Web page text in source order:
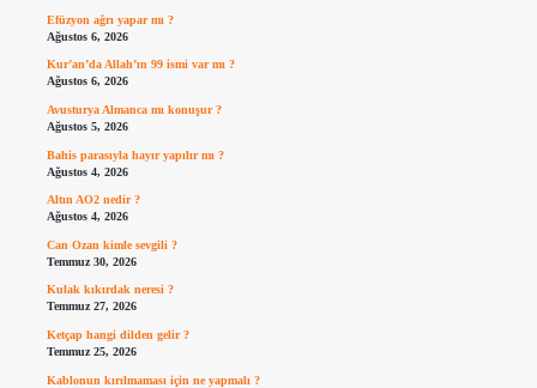
Efüzyon ağrı yapar mı ?
Ağustos 6, 2026
Kur’an’da Allah’ın 99 ismi var mı ?
Ağustos 6, 2026
Avusturya Almanca mı konuşur ?
Ağustos 5, 2026
Bahis parasıyla hayır yapılır mı ?
Ağustos 4, 2026
Altın AO2 nedir ?
Ağustos 4, 2026
Can Ozan kimle sevgili ?
Temmuz 30, 2026
Kulak kıkırdak neresi ?
Temmuz 27, 2026
Ketçap hangi dilden gelir ?
Temmuz 25, 2026
Kablonun kırılmaması için ne yapmalı ?